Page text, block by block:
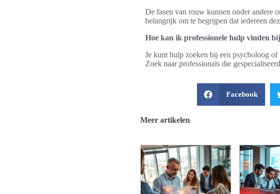
De fasen van rouw kunnen onder andere
belangrijk om te begrijpen dat iedereen
Hoe kan ik professionele hulp vinden
Je kunt hulp zoeken bij een psycholoog
Zoek naar professionals die
Facebook
Meer artikelen